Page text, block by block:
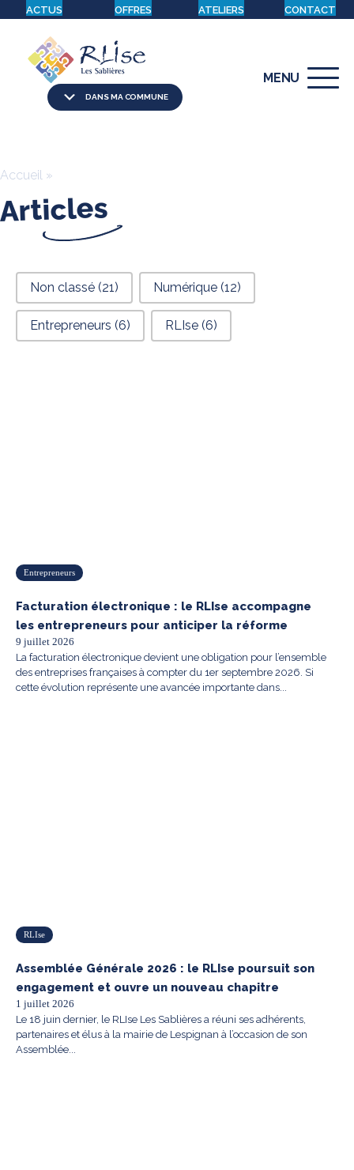
ACTUS OFFRES ATELIERS CONTACT
DANS MA COMMUNE
MENU
Accueil »
Articles
filtre articles
Non classé (21) Numérique (12)
Entrepreneurs (6) RLIse (6)
Entrepreneurs
Facturation électronique : le RLIse accompagne
les entrepreneurs pour anticiper la réforme
9 juillet 2026
La facturation électronique devient une obligation pour l’ensemble
des entreprises françaises à compter du 1er septembre 2026. Si
cette évolution représente une avancée importante dans...
RLIse
Assemblée Générale 2026 : le RLIse poursuit son
engagement et ouvre un nouveau chapitre
1 juillet 2026
Le 18 juin dernier, le RLIse Les Sablières a réuni ses adhérents,
partenaires et élus à la mairie de Lespignan à l’occasion de son
Assemblée...